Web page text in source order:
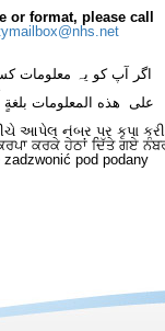
or format, please call
اگر آپ کو یہ معلومات
على هذه المعلومات بلغةٍ
આપેલ નંબર પર કૃપા કરી
ਕਰਕੇ ਹੇਠਾਂ ਦਿੱਤੇ ਗਏ
pod podany